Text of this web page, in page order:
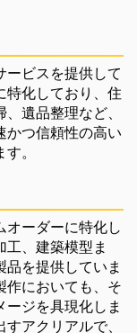
ービスを提供して
特化しており、住
遺品整理など、
かつ信頼性の高い
。
オーダーに特化し
、建築模型ま
を提供していま
作においても、そ
ジを具現化しま
アクリアルで、